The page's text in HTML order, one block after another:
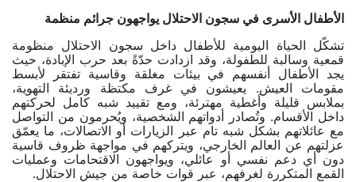
الأطفال الأسرى في سجون الاحتلال يواجهون جرائم منظمة
تشكّل الحياة اليومية للأطفال داخل سجون الاحتلال منظومة
قمعية وسالبة للطفولة، وقد ازدادت حدّةً بعد حرب الإبادة، حيث
يجد الأطفال أنفسهم في بيئات مغلقة وقاسية تفتقر لأبسط
مقومات العيش. يعيشون في غرف مكتظة ورديئة التهوية،
بملابس قليلة وأغطية مهترئة، ومع تقييد شبه كامل لحركتهم
داخل الأقسام. وتُصادر أدواتهم الشخصية، ويُحرمون من التواصل
مع عائلاتهم بشكل شبه تام عبر الزيارات أو الاتصالات، ما يعمّق
عزلتهم عن العالم الخارجي، ويتركهم في مواجهة ظروف قاسية
دون أي دعم نفسي أو عائلي، ويواجهون الاقتحامات وعمليات
القمع المتكررة لغرفهم، عبر قوات خاصة من جيش الاحتلال.